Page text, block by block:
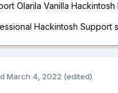
Olarila Vanilla
Hackintosh Support
March 4, 2022 (edited)